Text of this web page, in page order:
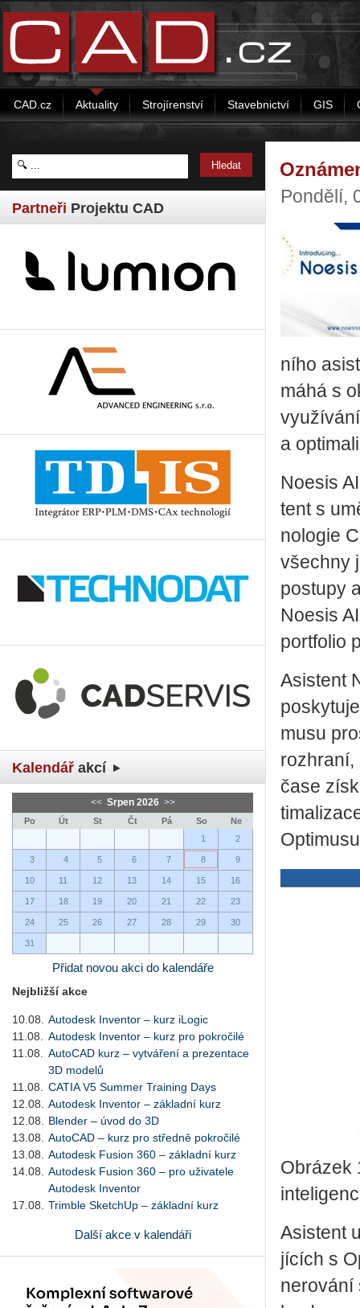
CAD.cz Aktuality Strojírenství Stavebnictví GIS
Partneři Projektu CAD
Kalendář akcí
<< Srpen 2026 >>
Po Út St Čt Pá So
Ne
1
2
3 4 5 6 7 8 9
10 11 12 13 14 15 16
17 18 19 20 21 22 23
24 25 26 27 28 29 30
31
Přidat novou akci do kalendáře
Nejbližší akce
10.08.
Autodesk Inventor – kurz iLogic
11.08.
Autodesk Inventor – kurz pro pokročilé
11.08.
AutoCAD kurz – vytváření a prezentace
3D modelů
11.08.
CATIA V5 Summer Training Days
12.08.
Autodesk Inventor – základní kurz
12.08.
Blender – úvod do 3D
13.08.
AutoCAD – kurz pro středně pokročilé
13.08.
Autodesk Fusion 360 – základní kurz
14.08.
Autodesk Fusion 360 – pro uživatele
Autodesk Inventor
17.08.
Trimble SketchUp – základní kurz
Další akce v kalendáři
Pondělí,
ní­ho
má­há s
a
No­esis
tent s
no­lo­gie
všech­ny
po­stu­py
No­esis
port­fo­lio
Asi­s­tent
musu
roz­hra­ní,
čase
Obrázek
Asi­s­tent
jí­cích s
ne­ro­vá­ní